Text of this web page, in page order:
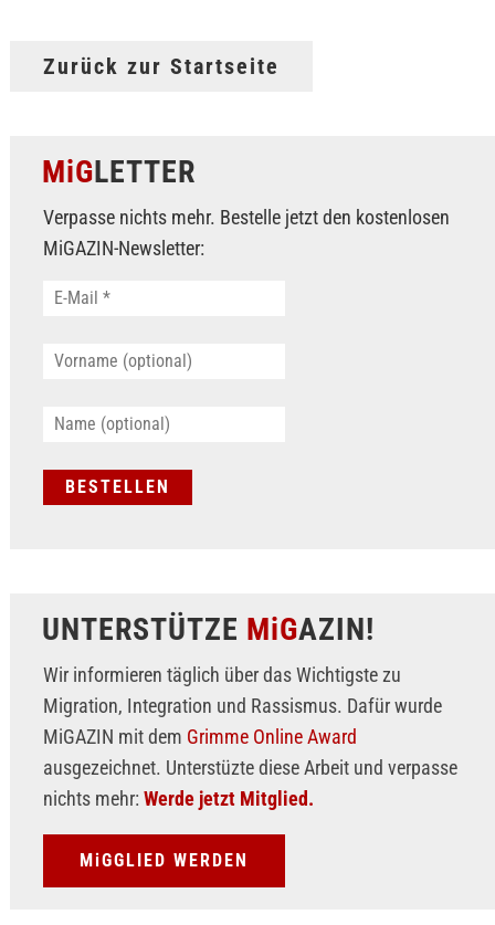
Zurück zur Startseite
MiGLETTER
Verpasse nichts mehr. Bestelle jetzt den kostenlosen
MiGAZIN-Newsletter:
UNTERSTÜTZE MiGAZIN!
Wir informieren täglich über das Wichtigste zu
Migration, Integration und Rassismus. Dafür wurde
MiGAZIN mit dem Grimme Online Award
ausgezeichnet. Unterstüzte diese Arbeit und verpasse
nichts mehr: Werde jetzt Mitglied.
MiGGLIED WERDEN